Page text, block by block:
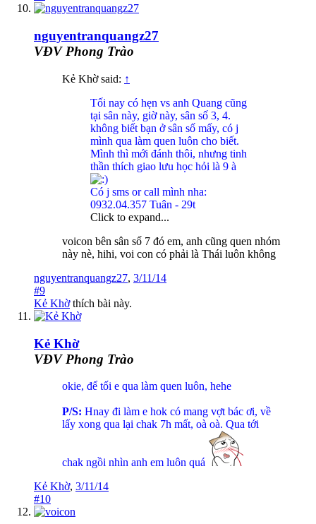
nguyentranquangz27
VĐV Phong Trào
Kẻ Khờ said: ↑
Tối nay có hẹn vs anh Quang cũng
tại sân này, giờ này, sân số 3, 4.
không biết bạn ở sân số mấy, có j
mình qua làm quen luôn cho biết.
Mình thì mới đánh thôi, nhưng tinh
thần thích giao lưu học hỏi là 9 à
Có j sms or call mình nha:
0932.04.357 Tuân - 29t
Click to expand...
voicon bên sân số 7 đó em, anh cũng quen nhóm
này nè, hihi, voi con có phải là Thái luôn không
nguyentranquangz27, 3/11/14
#9
Kẻ Khờthích bài này.
Kẻ Khờ
VĐV Phong Trào
okie, để tối e qua làm quen luôn, hehe
P/S: Hnay đi làm e hok có mang vợt bác ơi, về
lấy xong qua lại chak 7h mất, oà oà. Qua tới
chak ngồi nhìn anh em luôn quá
Kẻ Khờ, 3/11/14
#10